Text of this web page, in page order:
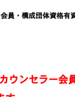
員・構成団体資格
ウンセラー会